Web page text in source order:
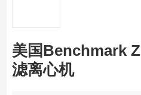
美国Benchmark
滤离心机